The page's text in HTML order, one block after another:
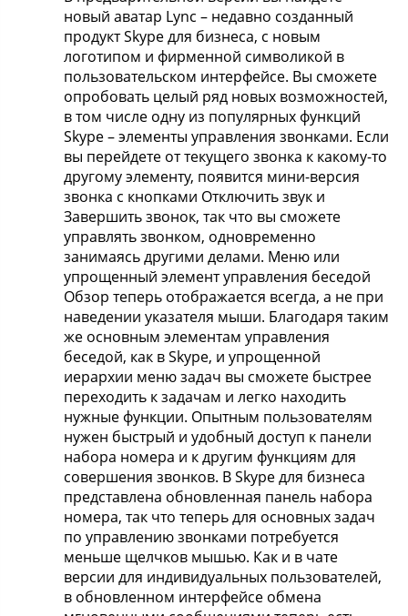
новый аватар Lync – недавно созданный
продукт Skype для бизнеса, с новым
логотипом и фирменной символикой в
пользовательском интерфейсе. Вы сможете
опробовать целый ряд новых возможностей,
в том числе одну из популярных функций
Skype – элементы управления звонками. Если
вы перейдете от текущего звонка к какому-то
другому элементу, появится мини-версия
звонка с кнопками Отключить звук и
Завершить звонок, так что вы сможете
управлять звонком, одновременно
занимаясь другими делами. Меню или
упрощенный элемент управления беседой
Обзор теперь отображается всегда, а не при
наведении указателя мыши. Благодаря таким
же основным элементам управления
беседой, как в Skype, и упрощенной
иерархии меню задач вы сможете быстрее
переходить к задачам и легко находить
нужные функции. Опытным пользователям
нужен быстрый и удобный доступ к панели
набора номера и к другим функциям для
совершения звонков. В Skype для бизнеса
представлена обновленная панель набора
номера, так что теперь для основных задач
по управлению звонками потребуется
меньше щелчков мышью. Как и в чате
версии для индивидуальных пользователей,
в обновленном интерфейсе обмена